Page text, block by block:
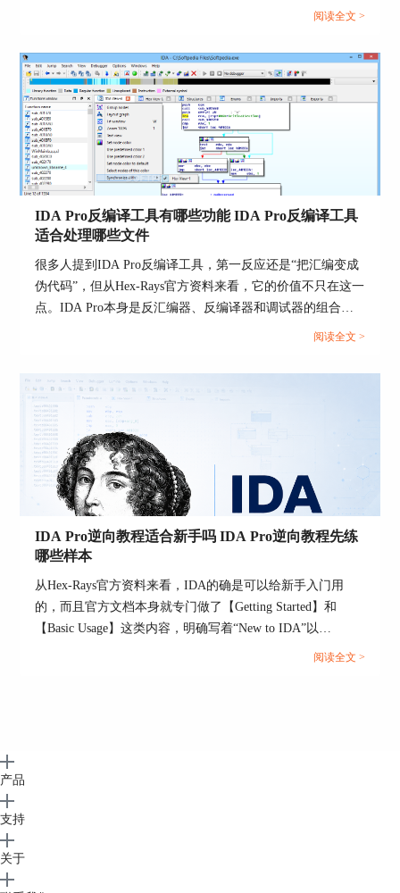
分析报告之所以难读，通常不是导出格式不对，而
是导出前数据库本身还很乱。把关键函数改名、把
参数和结构体补类型、把核心判断加注释后再导
出，报告可读性会比直接导出默认结果高很多。
Hex-Rays官方关于Rename、Set Type和伪代码注释
的说明，本质上就是为了支持这种“先整理再导
出”的工作流。
6、报告正文写结论，导出文件做附件
数、核心逻辑、结论与风险判断，把C文件、
HTML、ASM等导出结果作为附件。这样正文可
读，附件可追溯，别人既能快速看懂，也能回到原
前两节解决的是怎么反编译和怎么导出，这一节解
决的是怎样让报告真正可读、可复核、可交接。
IDA本身提供的是分析与导出能力，但一份真正好
的分析报告，还需要你把结构、术语和证据组织
好，否则即使导出了C文件，也很难让别人快速接
手。
1、先用函数级目录组织正文
正文建议先列出入口函数、关键处理函数、校验函
数和收尾函数，再按调用关系往下展开。这样读者
先有地图，再看细节，不会一上来就被某个局部伪
代码困住。
3、把伪代码和反汇编分层展示
正文里优先放伪代码结论，遇到伪代码不够说明问
既保留可读性，也不会丢掉底层证据。
方文档，IDA本体安装后需要先放好ida.hexlic许可证文件，
plugins子目录里；装完以后，真正调用反编译并不是去找一
个单独的外部程序，而是在IDA里直接打开伪代码视图。也
就是说，先把“装到哪”和“从哪调用”这两层拆开，后面会顺
很多。...
阅读全文 >
IDA Pro反编译工具有哪些功能 IDA Pro反编译工具
适合处理哪些文件
很多人提到IDA Pro反编译工具，第一反应还是“把汇编变成
伪代码”，但从Hex-Rays官方资料来看，它的价值不只在这一
点。IDA Pro本身是反汇编器、反编译器和调试器的组合工
具，而反编译模块是在反汇编结果之上生成接近源代码结构
方还强调，反编译输出追求可读性、结构化和语义接近原始
源码，所以它更适合做二进制理解，而不只是看一眼大概意
思。...
阅读全文 >
IDA Pro逆向教程适合新手吗 IDA Pro逆向教程先练
哪些样本
从Hex-Rays官方资料来看，IDA的确是可以给新手入门用
的，而且官方文档本身就专门做了【Getting Started】和
【Basic Usage】这类内容，明确写着“New to IDA”以
及“disassemble your first binary file”。官方甚至直接提醒，加
阅读全文 >
产品
支持
关于